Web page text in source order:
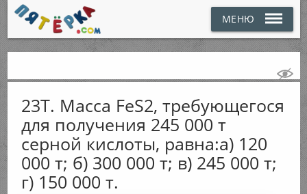
МЕНЮ
23Т. Масса FeS2, требующегося
для получения 245 000 т
серной кислоты, равна:а) 120
000 т; б) 300 000 т; в) 245 000 т;
г) 150 000 т.